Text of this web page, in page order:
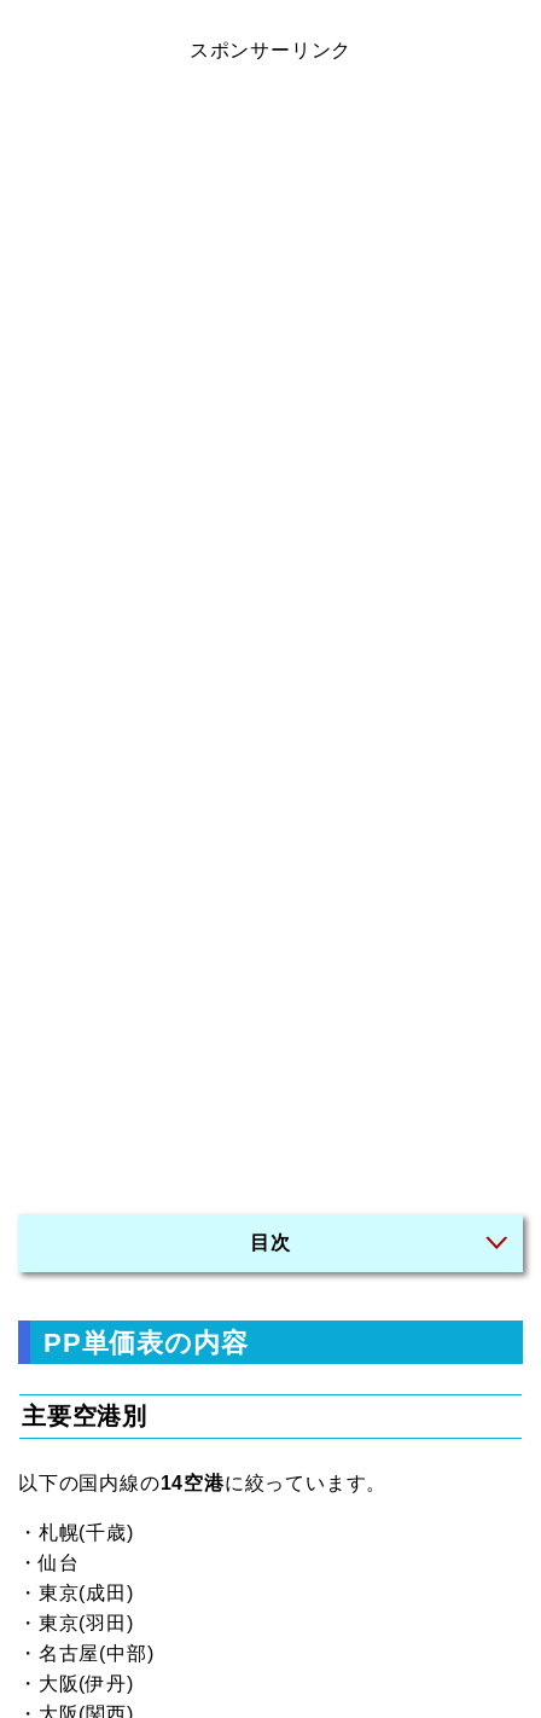
スポンサーリンク
目次
PP単価表の内容
主要空港別
以下の国内線の14空港に絞っています。
・札幌(千歳)
・仙台
・東京(成田)
・東京(羽田)
・名古屋(中部)
・大阪(伊丹)